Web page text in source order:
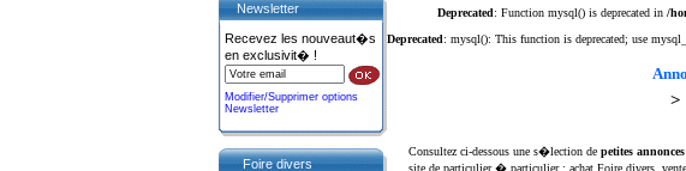
Deprecated: Function mysql() is deprecated in /
Deprecated: mysql(): This function is deprecated; use
>
Consultez ci-dessous une s�lection de petites annonces
site de particulier � particulier : achat Foire divers, vente
Newsletter
Recevez les nouveaut�s
en exclusivit� !
Modifier/Supprimer options
Newsletter
Foire divers